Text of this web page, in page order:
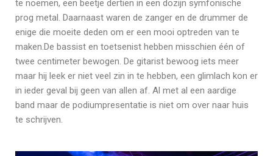
te noemen, een beetje dertien in een dozijn symfonische
prog metal. Daarnaast waren de zanger en de drummer de
enige die moeite deden om er een mooi optreden van te
maken.De bassist en toetsenist hebben misschien één of
twee centimeter bewogen. De gitarist bewoog iets meer
maar hij leek er niet veel zin in te hebben, een glimlach kon er
in ieder geval bij geen van allen af. Al met al een aardige
band maar de podiumpresentatie is niet om over naar huis
te schrijven.